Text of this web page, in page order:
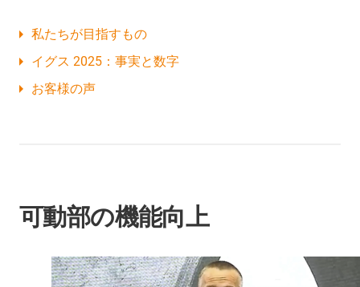
私たちが目指すもの
イグス 2025：事実と数字
お客様の声
可動部の機能向上